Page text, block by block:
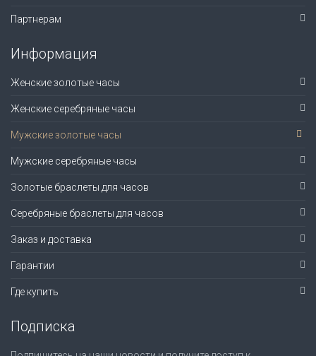
Партнерам
Информация
Женские золотые часы
Женские серебряные часы
Мужские золотые часы
Мужские серебряные часы
Золотые браслеты для часов
Серебряные браслеты для часов
Заказ и доставка
Гарантии
Где купить
Подписка